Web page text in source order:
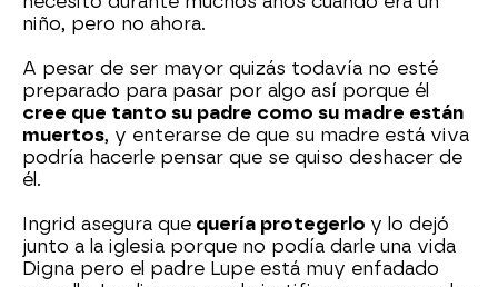
niño, pero no ahora.
A pesar de ser mayor quizás todavía no esté
preparado para pasar por algo así porque él
cree que tanto su padre como su madre están
muertos, y enterarse de que su madre está viva
podría hacerle pensar que se quiso deshacer de
él.
Ingrid asegura que quería protegerlo y lo dejó
junto a la iglesia porque no podía darle una vida
Digna pero el padre Lupe está muy enfadado